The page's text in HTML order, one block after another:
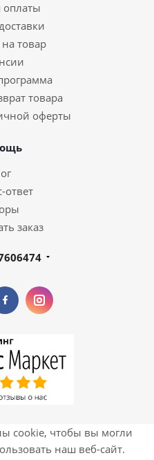
оплаты
товар
товара
оферты
ответ
заказ
cookie, чтобы вы могли
наш веб-сайт.